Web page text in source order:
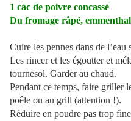
1 càc de poivre concassé
Du fromage râpé,
Cuire les pennes dans de l’eau
Les rincer et les égoutter et
tournesol. Garder au chaud.
Pendant ce temps, faire griller
poêle ou au grill (attention !).
Réduire en poudre pas trop fine